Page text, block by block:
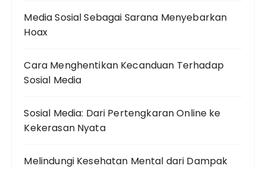
Media Sosial Sebagai Sarana Menyebarkan
Hoax
Cara Menghentikan Kecanduan Terhadap
Sosial Media
Sosial Media: Dari Pertengkaran Online ke
Kekerasan Nyata
Melindungi Kesehatan Mental dari Dampak